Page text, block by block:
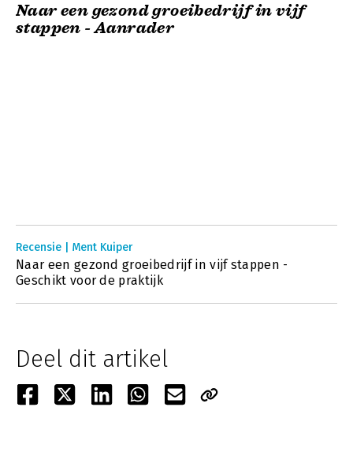
Naar een gezond groeibedrijf in vijf
stappen - Aanrader
Recensie | Ment Kuiper
Naar een gezond groeibedrijf in vijf stappen -
Geschikt voor de praktijk
Deel dit artikel